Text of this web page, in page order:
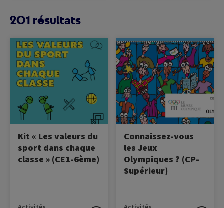
201 résultats
Image
Kit « Les valeurs du
sport dans chaque
classe » (CE1-6ème)
Cette ressource vise à
transmettre les valeurs
universelles
fondamentales du sport: le
respect, l'équité et
l'inclusion.
Image
Connaissez-vous
les Jeux
Olympiques ? (CP-
Supérieur)
Cette ressource présente
les notions fondamentales
des Jeux Olympiques.